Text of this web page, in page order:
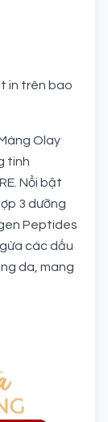
in trên bao
Olay
tinh
Nổi bật
3 dưỡng
Peptides
các dấu
da, mang